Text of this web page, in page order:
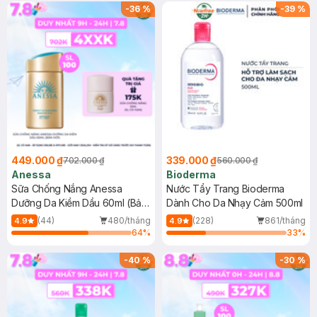
SPF 50+ 20ml (SL Có Hạn)
(SL có hạn)
-36%
449.000 ₫702.000 ₫
Anessa
Sữa Chống Nắng Anessa
Dưỡng Da Kiềm Dầu 60ml (Bản
Mới)
4.9 (44)
480/tháng
64%
-39 %
339.000 ₫560.000 ₫
Bioderma
Nước Tẩy Trang Bioderma
Dành Cho Da Nhạy Cảm 500ml
4.9 (228)
861/tháng
33%
-40% -30%